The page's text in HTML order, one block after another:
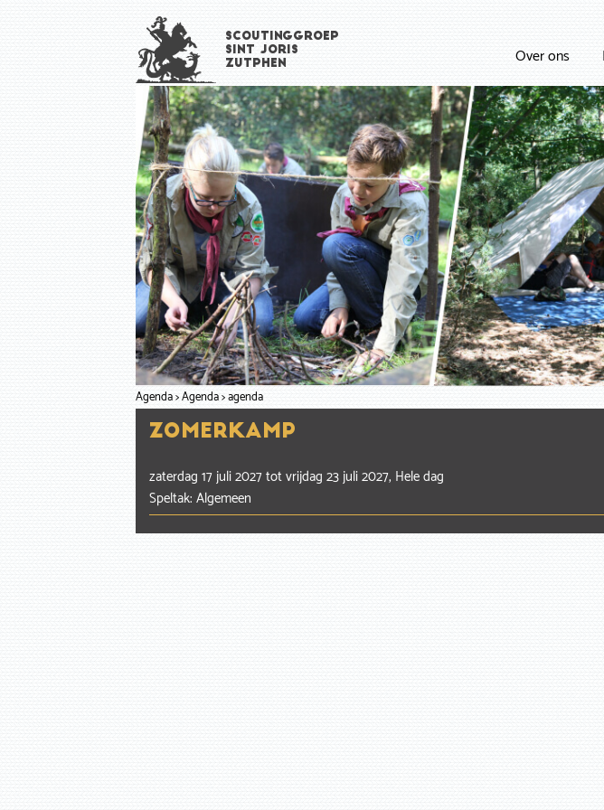
Scoutinggroep
Sint Joris
Zutphen
Over ons
Agenda Agenda agenda
Zomerkamp
zaterdag 17 juli 2027totvrijdag 23 juli 2027, Hele dag
Speltak: Algemeen